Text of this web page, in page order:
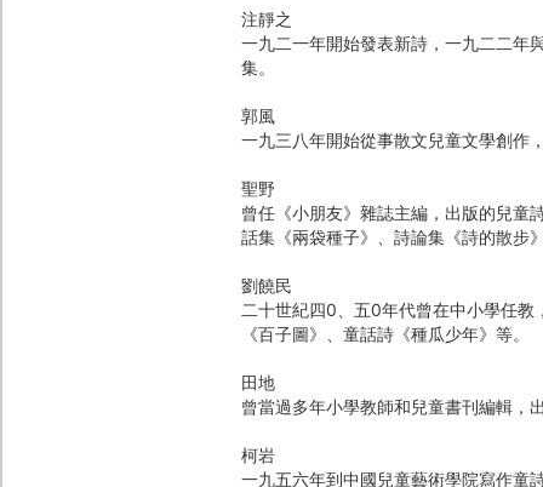
注靜之
一九二一年開始發表新詩，一九二二年
集。
郭風
一九三八年開始從事散文兒童文學創作
聖野
曾任《小朋友》雜誌主編，出版的兒童
話集《兩袋種子》、詩論集《詩的散步
劉饒民
二十世紀四0、五0年代曾在中小學任
《百子圖》、童話詩《種瓜少年》等。
田地
曾當過多年小學教師和兒童書刊編輯，
柯岩
一九五六年到中國兒童藝術學院寫作童